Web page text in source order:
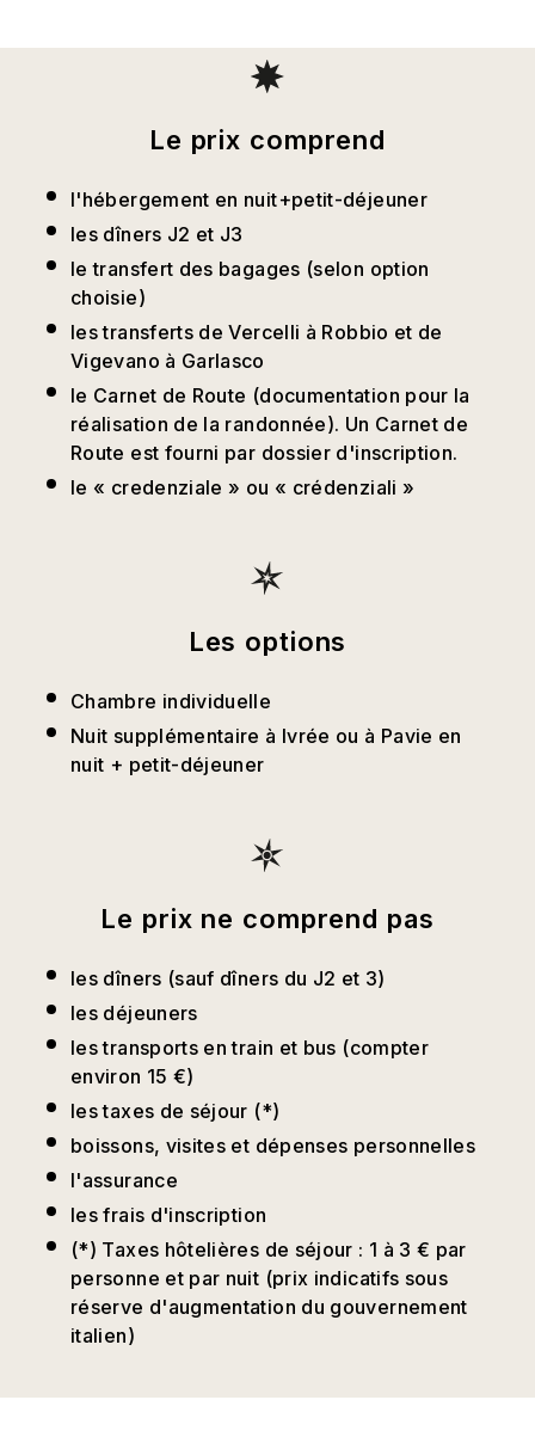
Le prix comprend
l'hébergement en nuit+petit-déjeuner
les dîners J2 et J3
le transfert des bagages (selon option
choisie)
les transferts de Vercelli à Robbio et de
Vigevano à Garlasco
le Carnet de Route (documentation pour la
réalisation de la randonnée). Un Carnet de
Route est fourni par dossier d'inscription.
le « credenziale » ou « crédenziali »
Les options
Chambre individuelle
Nuit supplémentaire à Ivrée ou à Pavie en
nuit + petit-déjeuner
Le prix ne comprend pas
les dîners (sauf dîners du J2 et 3)
les déjeuners
les transports en train et bus (compter
environ 15 €)
les taxes de séjour (*)
boissons, visites et dépenses personnelles
l'assurance
les frais d'inscription
(*) Taxes hôtelières de séjour : 1 à 3 € par
personne et par nuit (prix indicatifs sous
réserve d'augmentation du gouvernement
italien)